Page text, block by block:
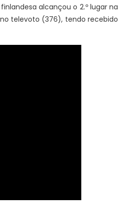
alcançou o 2.º lugar na
no televoto (376), tendo recebido